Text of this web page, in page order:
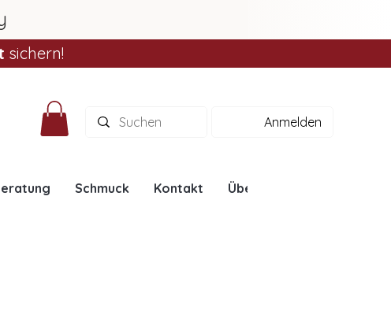
sichern!
Anmelden
Schmuck Kontakt Über uns